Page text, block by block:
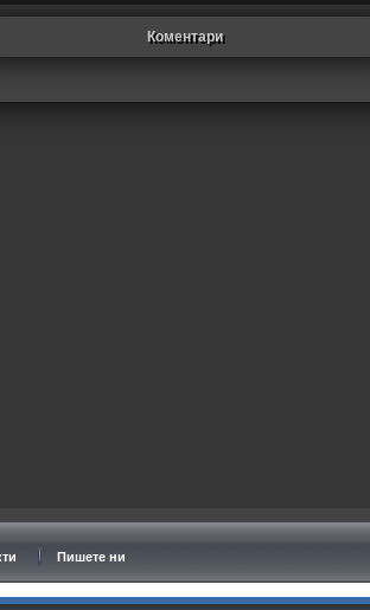
Коментари
Пишете ни